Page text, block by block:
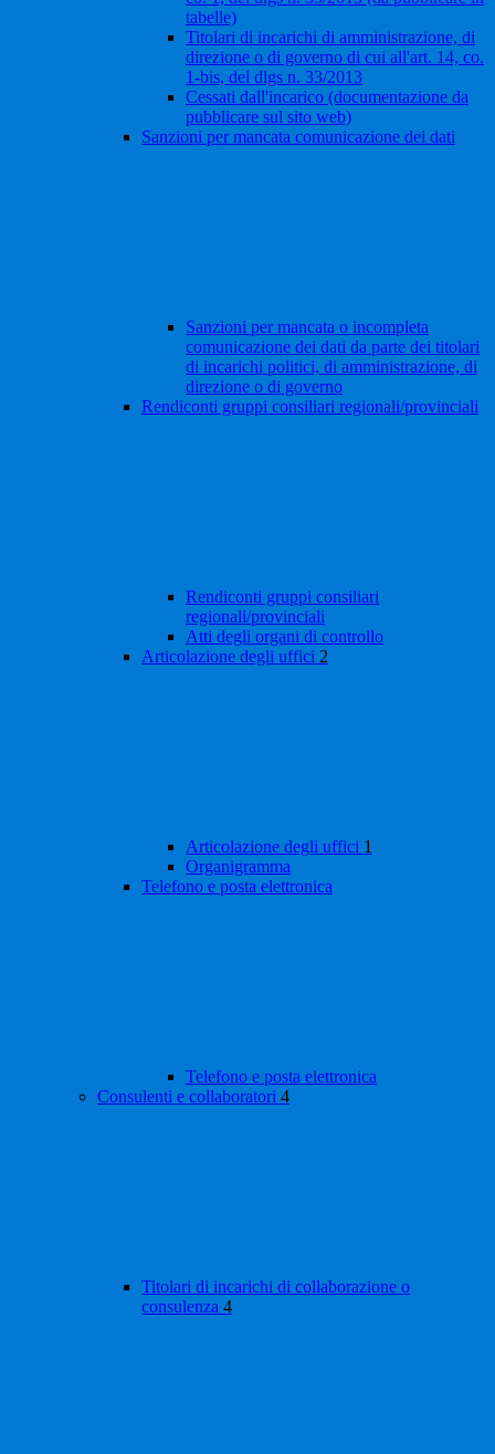
tabelle)
Titolari di incarichi di amministrazione, di
direzione o di governo di cui all'art. 14, co.
1-bis, del dlgs n. 33/2013
Cessati dall'incarico (documentazione da
pubblicare sul sito web)
Sanzioni per mancata comunicazione dei dati
Sanzioni per mancata o incompleta
comunicazione dei dati da parte dei titolari
di incarichi politici, di amministrazione, di
direzione o di governo
Rendiconti gruppi consiliari regionali/provinciali
Rendiconti gruppi consiliari
regionali/provinciali
Atti degli organi di controllo
Articolazione degli uffici 2
Articolazione degli uffici 1
Organigramma
Telefono e posta elettronica
Telefono e posta elettronica
Consulenti e collaboratori 4
Titolari di incarichi di collaborazione o
consulenza 4